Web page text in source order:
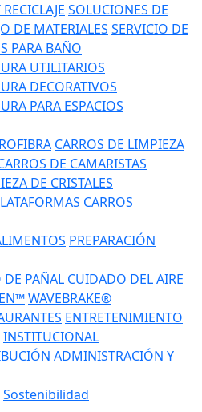
SOLUCIONES DE
DE MATERIALES SERVICIO DE
PARA BAÑO
UTILITARIOS
DECORATIVOS
PARA ESPACIOS
CARROS DE LIMPIEZA
DE CAMARISTAS
DE CRISTALES
CARROS
PREPARACIÓN
DE PAÑAL CUIDADO DEL AIRE
WAVEBRAKE®
ENTRETENIMIENTO
INSTITUCIONAL
ADMINISTRACIÓN Y
Sostenibilidad